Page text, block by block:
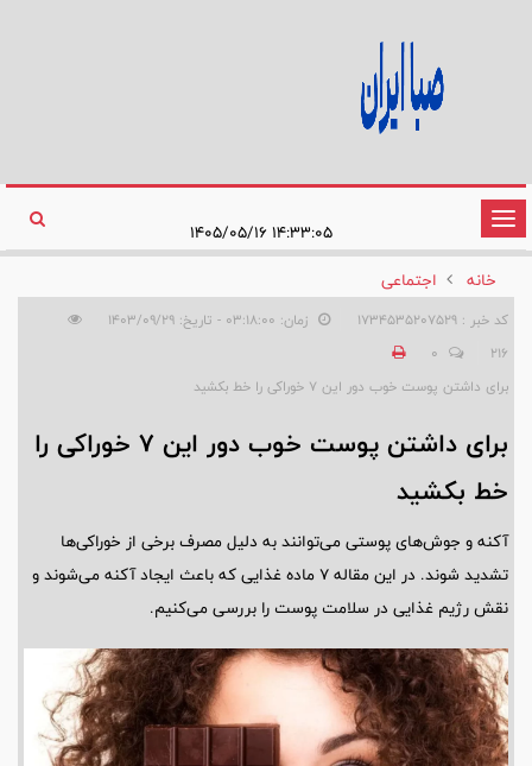
تغییر
وضعیت
ناوبری
۱۴:۳۳:۰۵ ۱۴۰۵/۰۵/۱۶
خانه
اجتماعی
کد خبر : 1734535207529
زمان: ۰۳:۱۸:۰۰ - تاریخ: ۱۴۰۳/۰۹/۲۹
216
0
برای داشتن پوست خوب دور این ۷ خوراکی را خط بکشید
برای داشتن پوست خوب دور این ۷ خوراکی را
خط بکشید
آکنه و جوش‌های پوستی می‌توانند به دلیل مصرف برخی از خوراکی‌ها
تشدید شوند. در این مقاله ۷ ماده غذایی که باعث ایجاد آکنه می‌شوند و
نقش رژیم غذایی در سلامت پوست را بررسی می‌کنیم.